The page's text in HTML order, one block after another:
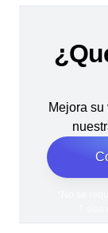
Mejora